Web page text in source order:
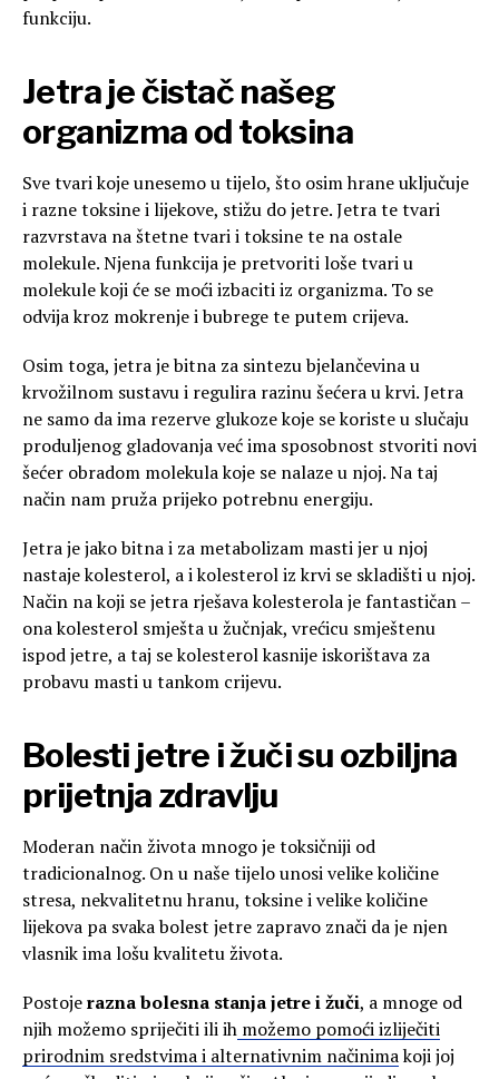
funkciju.
Jetra je čistač našeg
organizma od toksina
Sve tvari koje unesemo u tijelo, što osim hrane uključuje
i razne toksine i lijekove, stižu do jetre. Jetra te tvari
razvrstava na štetne tvari i toksine te na ostale
molekule. Njena funkcija je pretvoriti loše tvari u
molekule koji će se moći izbaciti iz organizma. To se
odvija kroz mokrenje i bubrege te putem crijeva.
Osim toga, jetra je bitna za sintezu bjelančevina u
krvožilnom sustavu i regulira razinu šećera u krvi. Jetra
ne samo da ima rezerve glukoze koje se koriste u slučaju
produljenog gladovanja već ima sposobnost stvoriti novi
šećer obradom molekula koje se nalaze u njoj. Na taj
način nam pruža prijeko potrebnu energiju.
Jetra je jako bitna i za metabolizam masti jer u njoj
nastaje kolesterol, a i kolesterol iz krvi se skladišti u njoj.
Način na koji se jetra rješava kolesterola je fantastičan –
ona kolesterol smješta u žučnjak, vrećicu smještenu
ispod jetre, a taj se kolesterol kasnije iskorištava za
probavu masti u tankom crijevu.
Bolesti jetre i žuči su ozbiljna
prijetnja zdravlju
Moderan način života mnogo je toksičniji od
tradicionalnog. On u naše tijelo unosi velike količine
stresa, nekvalitetnu hranu, toksine i velike količine
lijekova pa svaka bolest jetre zapravo znači da je njen
vlasnik ima lošu kvalitetu života.
Postojerazna bolesna stanja jetre i žuči, a mnoge od
njih možemo spriječiti ili ih možemo pomoći izliječiti
prirodnim sredstvima i alternativnim načinimakoji joj